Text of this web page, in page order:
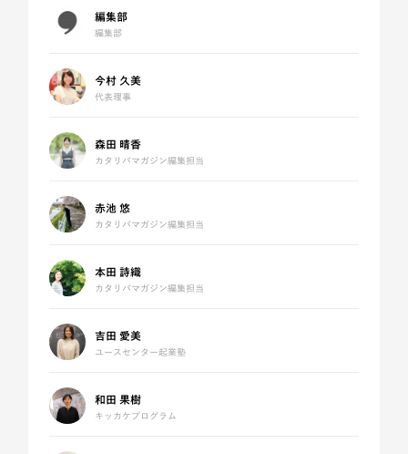
編集部
編集部
今村 久美
代表理事
森田 晴香
カタリバマガジン編集担当
赤池 悠
カタリバマガジン編集担当
本田 詩織
カタリバマガジン編集担当
吉田 愛美
ユースセンター起業塾
和田 果樹
キッカケプログラム